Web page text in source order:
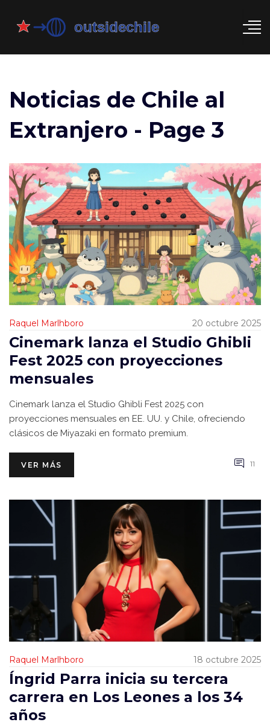
Noticias de Chile al
Extranjero - Page 3
Raquel Marlhboro 20 octubre 2025
Cinemark lanza el Studio Ghibli
Fest 2025 con proyecciones
mensuales
Cinemark lanza el Studio Ghibli Fest 2025 con
proyecciones mensuales en EE. UU. y Chile, ofreciendo
clásicos de Miyazaki en formato premium.
VER MÁS 11
Raquel Marlhboro 18 octubre 2025
Íngrid Parra inicia su tercera
carrera en Los Leones a los 34
años